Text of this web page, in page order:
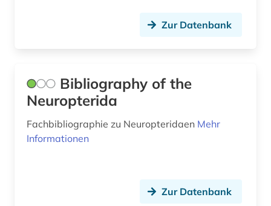
benedictus de spinoza (1)
benelux (1)
Zur Datenbank
Bibliography of the
Neuropterida
Fachbibliographie zu Neuropteridaen Mehr
Informationen
Zur Datenbank